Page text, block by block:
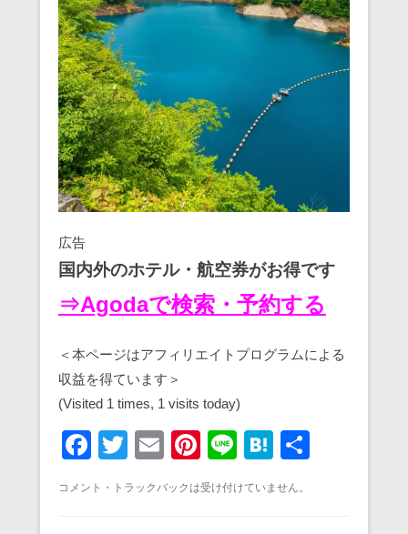
広告
国内外のホテル・航空券がお得です
⇒Agodaで検索・予約する
＜本ページはアフィリエイトプログラムによる
収益を得ています＞
(Visited 1 times, 1 visits today)
F
c
T
tt
E
ail
Pi
nt
er
Li
e
H
e
コメント・トラックバックは受け付けていません。